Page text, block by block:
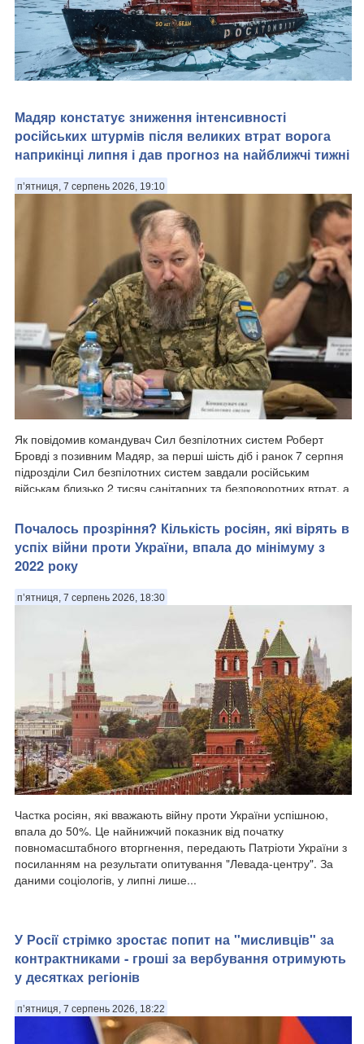
Арктика — перспективний регіон для морської навігації та
видобутку природних ресурсів. Територія Північного
Льодовитого океану, яка донедавна була вкрита товстими
судноплавства, за прогнозами кліматичних мод...
Мадяр констатує зниження інтенсивності
російських штурмів після великих втрат ворога
наприкінці липня і дав прогноз на найближчі тижні
п’ятниця, 7 серпень 2026, 19:10
Як повідомив командувач Сил безпілотних систем Роберт
Бровді з позивним Мадяр, за перші шість діб і ранок 7 серпня
підрозділи Сил безпілотних систем завдали російським
військам близько 2 тисяч санітарних та безповоротних втрат, а
Почалось прозріння? Кількість росіян, які вірять в
успіх війни проти України, впала до мінімуму з
2022 року
п’ятниця, 7 серпень 2026, 18:30
Частка росіян, які вважають війну проти України успішною,
впала до 50%. Це найнижчий показник від початку
повномасштабного вторгнення, передають Патріоти України з
посиланням на результати опитування "Левада-центру". За
даними соціологів, у липні лише...
У Росії стрімко зростає попит на "мисливців" за
контрактниками - гроші за вербування отримують
у десятках регіонів
п’ятниця, 7 серпень 2026, 18:22